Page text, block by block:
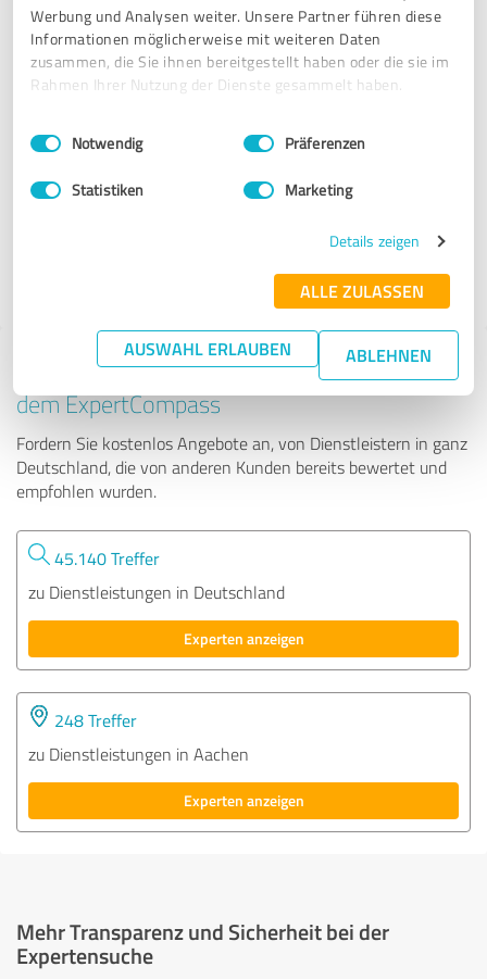
Werbung und Analysen weiter. Unsere Partner führen diese
Informationen möglicherweise mit weiteren Daten
zusammen, die Sie ihnen bereitgestellt haben oder die sie im
Rahmen Ihrer Nutzung der Dienste gesammelt haben.
Impressum Datenschutzbestimmungen
Einwilligungsauswahl
Notwendig Präferenzen
Statistiken Marketing
Details zeigen
ALLE ZULASSEN
AUSWAHL ERLAUBEN ABLEHNEN
Erfahrungen zu weiteren
Anbietern aus dem Bereich
FBF GmbH
Tipp: Die passenden Experten finden - mit
dem ExpertCompass
Fordern Sie kostenlos Angebote an, von Dienstleistern in ganz
Deutschland, die von anderen Kunden bereits bewertet und
empfohlen wurden.
45.140 Treffer
zu Dienstleistungen in Deutschland
Experten anzeigen
248 Treffer
zu Dienstleistungen in Aachen
Experten anzeigen
Mehr Transparenz und Sicherheit bei der
Expertensuche